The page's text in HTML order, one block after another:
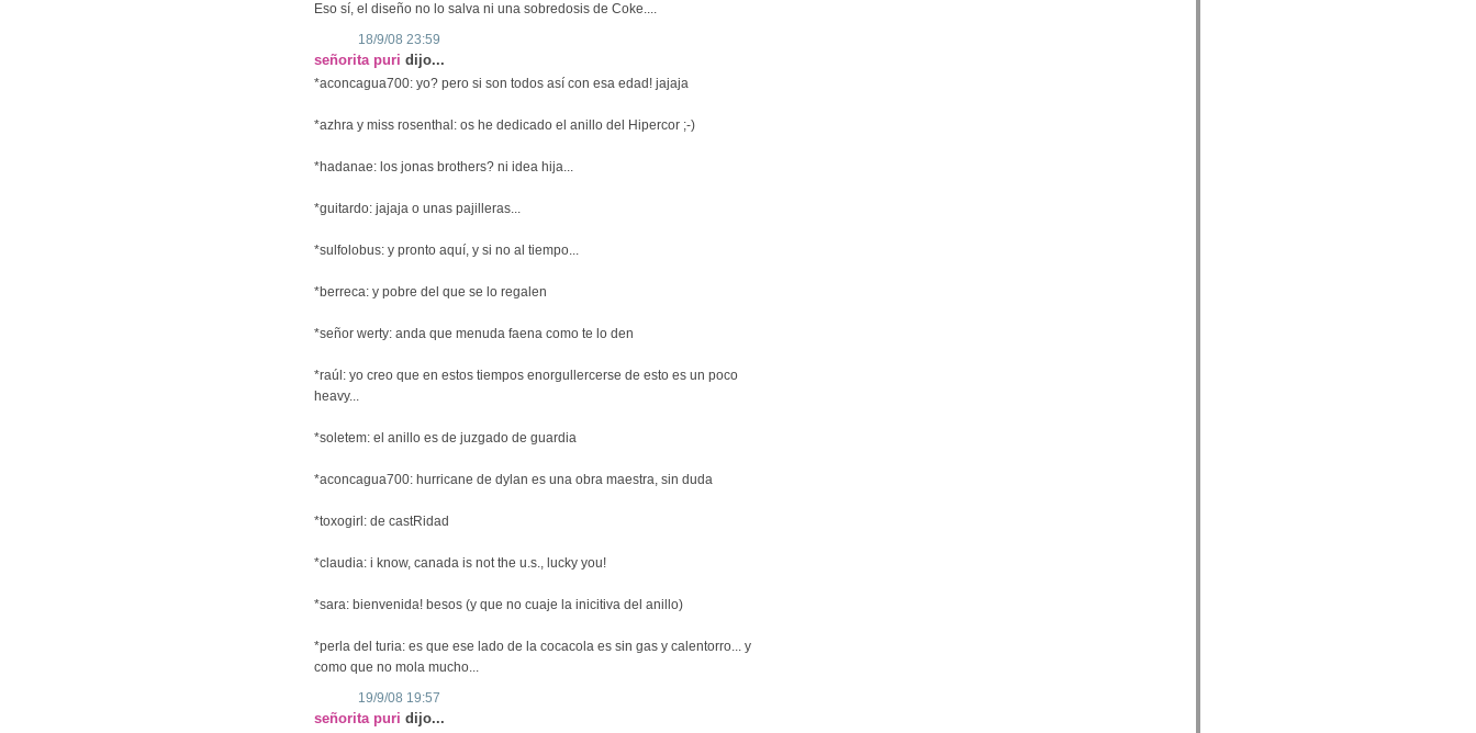
Eso sí, el diseño no lo salva ni una sobredosis de Coke....
18/9/08 23:59
señorita puri dijo...
*aconcagua700: yo? pero si son todos así con esa edad! jajaja
*azhra y miss rosenthal: os he dedicado el anillo del Hipercor ;-)
*hadanae: los jonas brothers? ni idea hija...
*guitardo: jajaja o unas pajilleras...
*sulfolobus: y pronto aquí, y si no al tiempo...
*berreca: y pobre del que se lo regalen
*señor werty: anda que menuda faena como te lo den
*raúl: yo creo que en estos tiempos enorgullercerse de esto es un poco
heavy...
*soletem: el anillo es de juzgado de guardia
*aconcagua700: hurricane de dylan es una obra maestra, sin duda
*toxogirl: de castRidad
*claudia: i know, canada is not the u.s., lucky you!
*sara: bienvenida! besos (y que no cuaje la inicitiva del anillo)
*perla del turia: es que ese lado de la cocacola es sin gas y calentorro... y
como que no mola mucho...
19/9/08 19:57
señorita puri dijo...